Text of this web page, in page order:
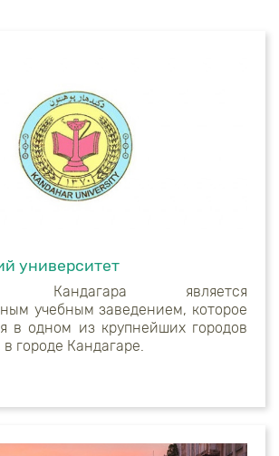
университет
Кандагара является
учебным заведением, которое
в одном из крупнейших городов
городе Кандагаре.